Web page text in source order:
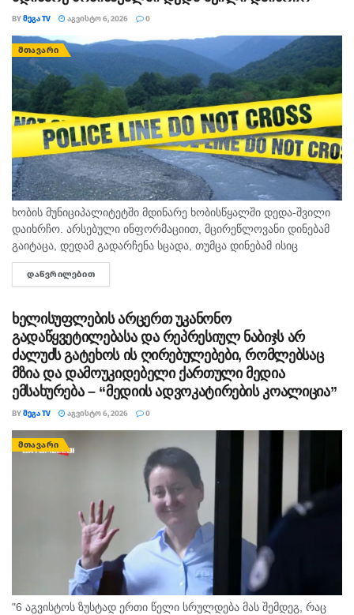
BYᲛᲔᲒᲐ TV ᲐᲒᲕᲘᲡᲢᲝ 6, 2026 0
ᲛᲗᲐᲕᲐᲠᲘ
ხობის მუნიციპალიტეტში მდინარე ხობისწყალში დედა-შვილი
დაიხრჩო. არსებული ინფორმაციით, მცირეწლოვანი დინებამ
გაიტაცა, დედამ გადარჩენა სცადა, თუმცა დინებამ ისიც
გაიტაცა. ბავშვის ცხედარი ადგილობრივმა იპოვა და
მდინარიდან ამოასვენა. დედის სამძებრო-სამაშველო
ᲓᲐᲬᲕᲠᲘᲚᲔᲑᲘᲗ
ხელისუფლების არცერთ უკანონო
გადაწყვეტილებასა და რეპრესიულ ნაბიჯს არ
ძალუძს გატეხოს ის ღირებულებები, რომლებსაც
მზია და დამოუკიდებელი ქართული მედია
ემსახურება – “მედიის ადვოკატირების კოალიცია”
BYᲛᲔᲒᲐ TV ᲐᲒᲕᲘᲡᲢᲝ 6, 2026 0
ᲛᲗᲐᲕᲐᲠᲘ
"6 აგვისტოს ზუსტად ერთი წელი სრულდება მას შემდეგ, რაც